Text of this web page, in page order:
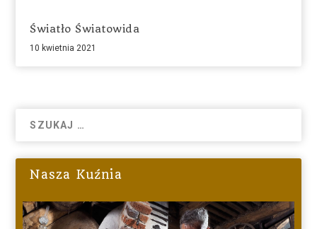
Światło Światowida
10 kwietnia 2021
Nasza Kuźnia